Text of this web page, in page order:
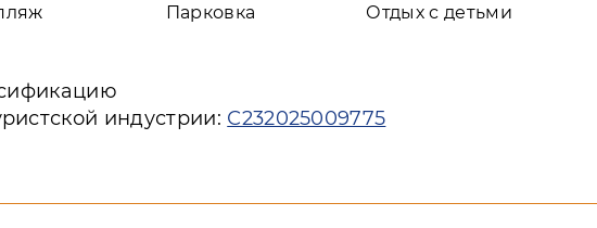
Парковка Отдых с детьми
индустрии: С232025009775